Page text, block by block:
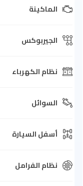
الماكينة
الجيربوكس
نظام الكهرباء
السوائل
أسفل السيارة
نظام الفرامل